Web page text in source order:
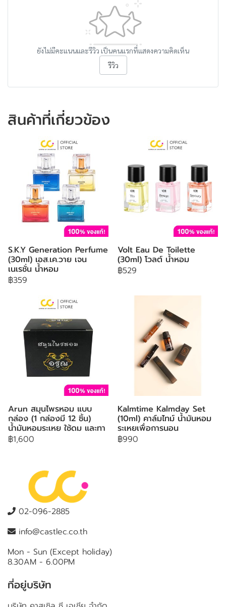
ยังไม่มีคะแนนและรีวิว เป็นคนแรกที่แสดงความคิดเห็น
รีวิว
สินค้าที่เกี่ยวข้อง
S.K.Y Generation Perfume
(30ml) เอส.เค.วาย เจน
เนเรชั่น น้ำหอม
฿359
Volt Eau De Toilette
(30ml) โวลต์ น้ำหอม
฿529
Arun สมุนไพรหอม แบบ
กล่อง (1 กล่องมี 12 ชิ้น)
น้ำมันหอมระเหย ใช้ดม และทา
฿1,600
Kalmtime Kalmday Set
(10ml) คาล์มไทม์ น้ำมันหอม
ระเหยเพื่อการนอน
฿990
02-096-2885
info@castlec.co.th
Mon - Sun (Except holiday)
8.30AM - 6.00PM
ที่อยู่บริษัท